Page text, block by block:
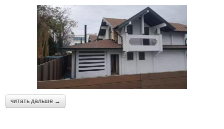
читать дальше →